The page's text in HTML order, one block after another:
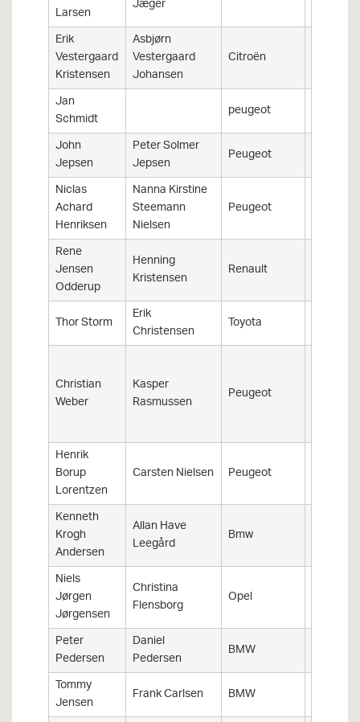
Larsen
Erik
Vestergaard
Kristensen
Asbjørn
Vestergaard
Johansen
Citroën
Jan
Schmidt peugeot
John
Jepsen
Peter Solmer
Jepsen Peugeot
Niclas
Achard
Henriksen
Nanna Kirstine
Steemann
Nielsen
Peugeot
Rene
Jensen
Odderup
Henning
Kristensen Renault
Thor Storm Erik
Christensen Toyota
Christian
Weber
Kasper
Rasmussen Peugeot
Henrik
Borup
Lorentzen
Carsten Nielsen Peugeot
Kenneth
Krogh
Andersen
Allan Have
Leegård Bmw
Niels
Jørgen
Jørgensen
Christina
Flensborg Opel
Peter
Pedersen
Daniel
Pedersen BMW
Tommy
Jensen Frank Carlsen BMW